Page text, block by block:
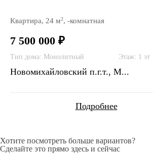
Квартира, 24 м2, -комнатная
7 500 000 ₽
Тип дома: Монолитный Этаж: 1 эт
Новомихайловский п.г.т., М...
Подробнее
Хотите посмотреть больше вариантов?
Сделайте это прямо здесь и сейчас